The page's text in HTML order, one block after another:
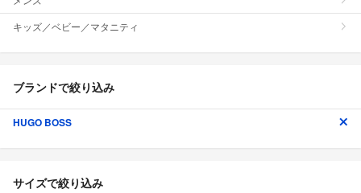
キッズ／ベビー／マタニティ
ブランドで絞り込み
HUGO BOSS
サイズで絞り込み